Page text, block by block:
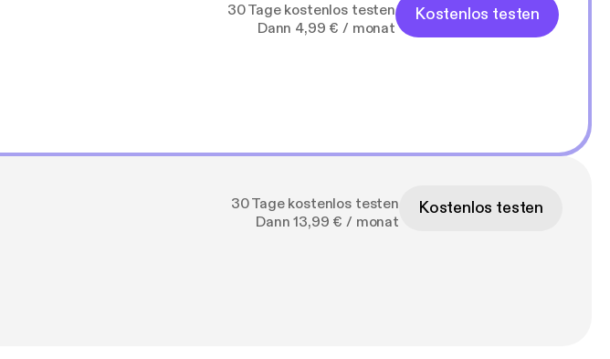
30 Tage kostenlos testen
Dann 4,99 € / monat
Kostenlos testen
30 Tage kostenlos testen
Dann 13,99 € / monat
Kostenlos testen